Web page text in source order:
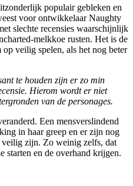
populair gebleken en
voor ontwikkelaar Naughty
slechte recensies waarschijnlijk
melkkoe rusten. Het is de
op veilig spelen, als het nog beter
te houden zijn er zo min
Hierom wordt er niet
van de personages.
Een mensverslindend
in haar greep en er zijn nog
zijn. Zo weinig zelfs, dat
starten en de overhand krijgen.